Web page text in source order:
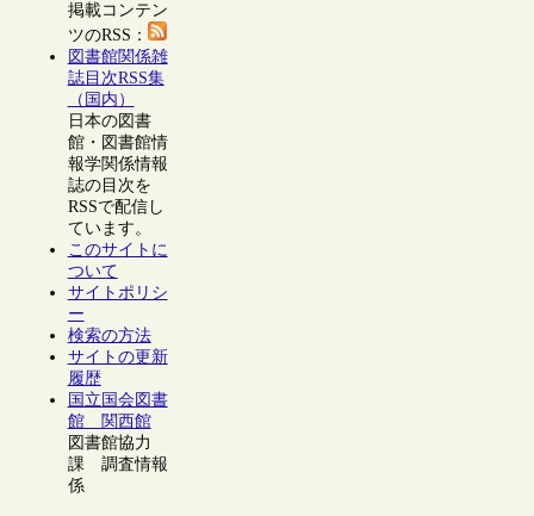
掲載コンテン
ツのRSS：
図書館関係雑
誌目次RSS集
（国内）
日本の図書
館・図書館情
報学関係情報
誌の目次を
RSSで配信し
ています。
このサイトに
ついて
サイトポリシ
ー
検索の方法
サイトの更新
履歴
国立国会図書
館 関西館
図書館協力
課 調査情報
係